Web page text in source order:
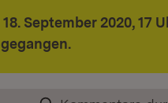
September 2020, 17